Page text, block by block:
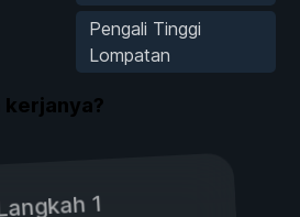
Pengali Tinggi
Lompatan
kerjanya?
1